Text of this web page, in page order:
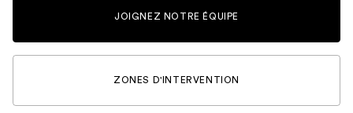
JOIGNEZ NOTRE ÉQUIPE
ZONES D'INTERVENTION